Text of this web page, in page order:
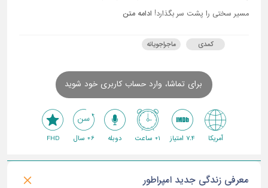
مسیر سختی را پشت سر بگذارد! ادامه متن
کمدی ماجراجویانه
برای تماشا، وارد حساب کاربری خود شوید
آمریکا 7.4 امتیاز 1+ ساعت دوبله 6+ سال FHD
معرفی زندگی جدید امپراطور